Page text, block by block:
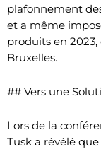
plafonnement
et a même
produits en
Bruxelles.
## Vers une
Lors de la
Tusk a révélé